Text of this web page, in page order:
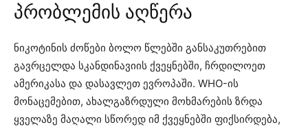
პრობლემის აღწერა
ნიკოტინის ძოწები ბოლო წლებში განსაკუთრებით
გავრცელდა სკანდინავიის ქვეყნებში, ჩრდილოეთ
ამერიკასა და დასავლეთ ევროპაში. WHO-ის
მონაცემებით, ახალგაზრდული მოხმარების ზრდა
ყველაზე მაღალი სწორედ იმ ქვეყნებში ფიქსირდება,